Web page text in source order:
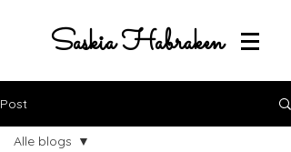
Saskia Habraken
Post
Alle blogs